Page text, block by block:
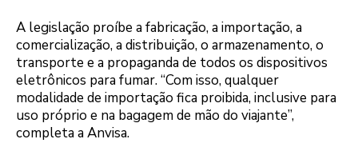
A legislação proíbe a fabricação, a importação, a
comercialização, a distribuição, o armazenamento, o
transporte e a propaganda de todos os dispositivos
eletrônicos para fumar. “Com isso, qualquer
modalidade de importação fica proibida, inclusive para
uso próprio e na bagagem de mão do viajante”,
completa a Anvisa.